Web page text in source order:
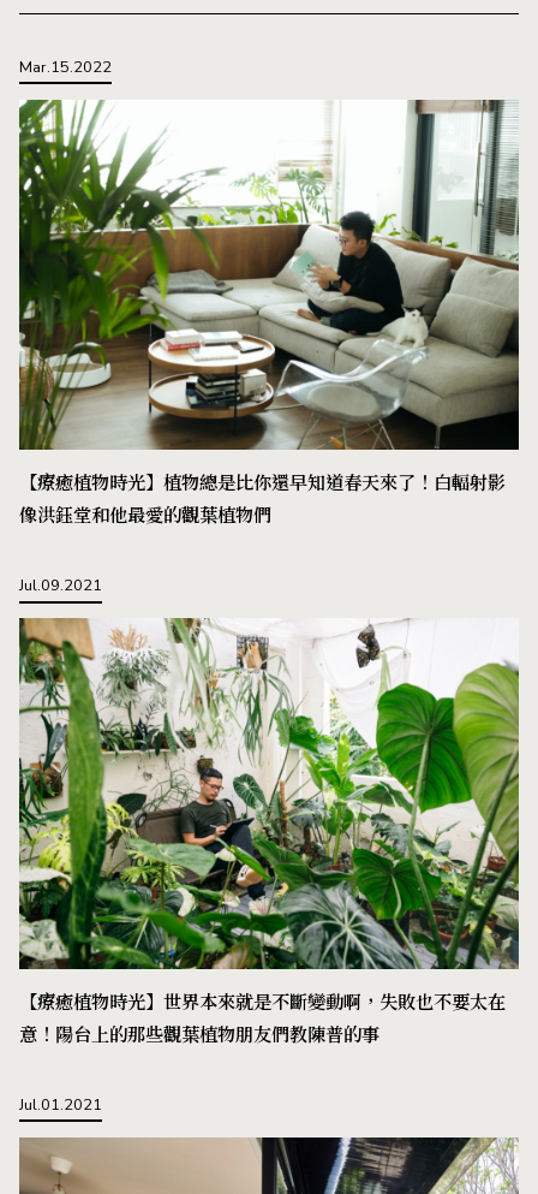
Mar.15.2022
【療癒植物時光】植物總是比你還早知道春天來了！白輻射影
像洪鈺堂和他最愛的觀葉植物們
Jul.09.2021
【療癒植物時光】世界本來就是不斷變動啊，失敗也不要太在
意！陽台上的那些觀葉植物朋友們教陳普的事
Jul.01.2021